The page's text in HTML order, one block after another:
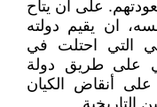
على أن يتاح
ان يقيم دولته
التي احتلت في
مرحلي على طريق دولة
على أنقاض الكيان